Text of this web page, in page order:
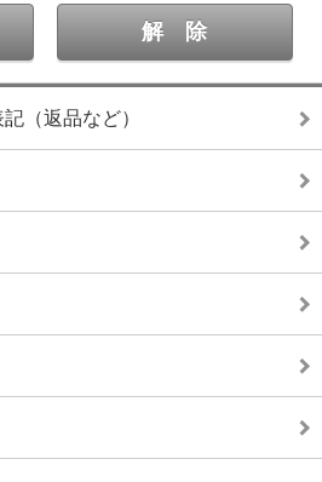
（返品など）